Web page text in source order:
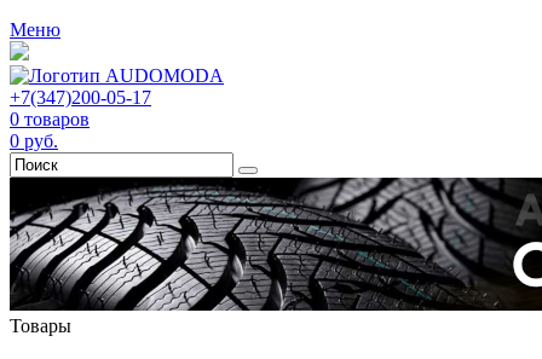
Меню
+7(347)200-05-17
0 товаров
0 руб.
Товары